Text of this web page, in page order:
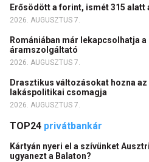
Erősödött a forint, ismét 315 alatt
2026. AUGUSZTUS 7.
Romániában már lekapcsolhatja
áramszolgáltató
2026. AUGUSZTUS 7.
Drasztikus változásokat hozna az
lakáspolitikai csomagja
2026. AUGUSZTUS 7.
TOP24 privátbankár
Kártyán nyeri el a szívünket
ugyanezt a Balaton?